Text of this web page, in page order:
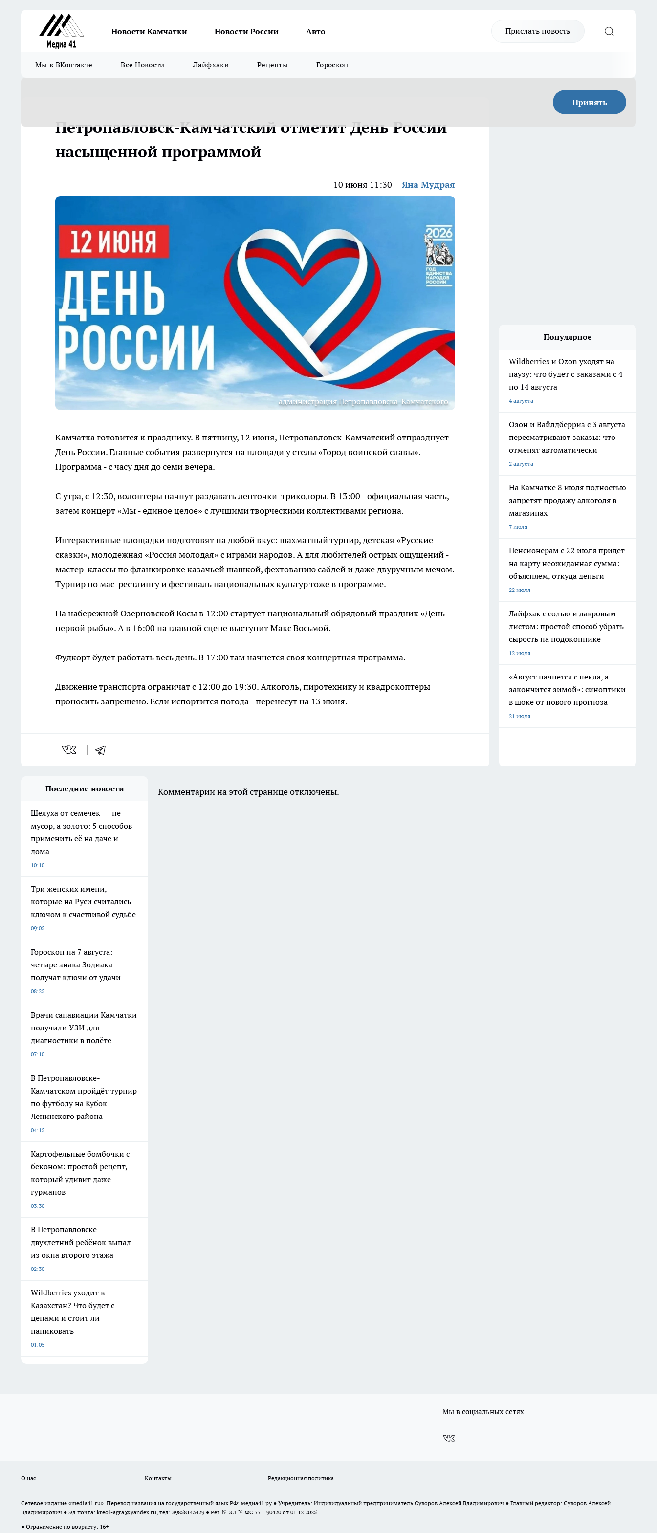
Новости Камчатки Новости России Авто Прислать новость
Мы в ВКонтакте Все Новости Лайфхаки Рецепты Гороскоп
Принять
Петропавловск-Камчатский отметит День России
насыщенной программой
10 июня 11:30 Яна Мудрая
администрация Петропавловска-Камчатского
Камчатка готовится к празднику. В пятницу, 12 июня, Петропавловск-Камчатский отпразднует
День России. Главные события развернутся на площади у стелы «Город воинской славы».
Программа - с часу дня до семи вечера.
С утра, с 12:30, волонтеры начнут раздавать ленточки-триколоры. В 13:00 - официальная часть,
затем концерт «Мы - единое целое» с лучшими творческими коллективами региона.
Интерактивные площадки подготовят на любой вкус: шахматный турнир, детская «Русские
сказки», молодежная «Россия молодая» с играми народов. А для любителей острых ощущений -
мастер-классы по фланкировке казачьей шашкой, фехтованию саблей и даже двуручным мечом.
Турнир по мас-рестлингу и фестиваль национальных культур тоже в программе.
На набережной Озерновской Косы в 12:00 стартует национальный обрядовый праздник «День
первой рыбы». А в 16:00 на главной сцене выступит Макс Восьмой.
Фудкорт будет работать весь день. В 17:00 там начнется своя концертная программа.
Движение транспорта ограничат с 12:00 до 19:30. Алкоголь, пиротехнику и квадрокоптеры
проносить запрещено. Если испортится погода - перенесут на 13 июня.
Популярное
Wildberries и Ozon уходят на
паузу: что будет с заказами с 4
по 14 августа
4 августа
Озон и Вайлдберриз с 3 августа
пересматривают заказы: что
отменят автоматически
2 августа
На Камчатке 8 июля полностью
запретят продажу алкоголя в
магазинах
7 июля
Пенсионерам с 22 июля придет
на карту неожиданная сумма:
объясняем, откуда деньги
22 июля
Лайфхак с солью и лавровым
листом: простой способ убрать
сырость на подоконнике
12 июля
«Август начнется с пекла, а
закончится зимой»: синоптики
в шоке от нового прогноза
21 июля
Последние новости
Шелуха от семечек — не
мусор, а золото: 5 способов
применить её на даче и
дома
10:10
Три женских имени,
которые на Руси считались
ключом к счастливой судьбе
09:05
Гороскоп на 7 августа:
четыре знака Зодиака
получат ключи от удачи
08:25
Врачи санавиации Камчатки
получили УЗИ для
диагностики в полёте
07:10
В Петропавловске-
Камчатском пройдёт турнир
по футболу на Кубок
Ленинского района
04:15
Картофельные бомбочки с
беконом: простой рецепт,
который удивит даже
гурманов
03:30
В Петропавловске
двухлетний ребёнок выпал
из окна второго этажа
02:30
Wildberries уходит в
Казахстан? Что будет с
ценами и стоит ли
паниковать
01:05
Комментарии на этой странице отключены.
Мы в социальных сетях
О нас Контакты Редакционная политика
Сетевое издание «media41.ru». Перевод названия на государственный язык РФ: медиа41.ру ● Учредитель: Индивидуальный предприниматель Суворов Алексей Владимирович ● Главный редактор: Суворов Алексей
Владимирович ● Эл.почта: kreol-agra@yandex.ru, тел: 89858143429 ● Рег. № ЭЛ № ФС 77 – 90420 от 01.12.2025.
● Ограничение по возрасту: 16+